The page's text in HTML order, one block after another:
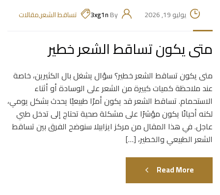
يوليو 19, 2026 By
3xg1n تساقط الشعر,مقالات
متى يكون تساقط الشعر خطير
متى يكون تساقط الشعر خطير؟ سؤال يشغل بال الكثيرين، خاصة
عند ملاحظة كميات كبيرة من الشعر على الوسادة أو أثناء
الاستحمام. تساقط الشعر قد يكون أمرًا طبيعيًا يحدث بشكل يومي،
لكنه أحيانًا يكون مؤشرًا على مشكلة صحية تحتاج إلى تدخل طبي
عاجل. في هذا المقال من مركز ايزابيلا سنوضح الفرق بين تساقط
الشعر الطبيعي والخطير، […]
Read More